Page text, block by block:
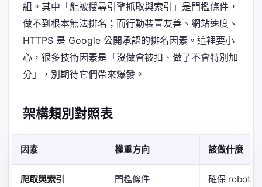
組。其中「能被搜尋引擎抓取與索引」是門檻條件，
做不到根本無法排名；而行動裝置友善、網站速度、
HTTPS 是 Google 公開承認的排名因素。這裡要小
心，很多技術因素是「沒做會被扣、做了不會特別加
分」，別期待它們帶來爆發。
架構類別對照表
因素 權重方向 該做什麼
爬取與索引 門檻條件 確保 robots